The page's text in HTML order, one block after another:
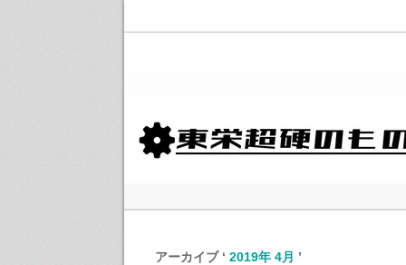
アーカイブ ‘ 2019年 4月 ’